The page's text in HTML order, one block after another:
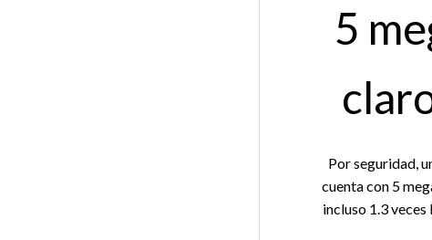
5
Por seguridad,
cuenta con 5
incluso 1.3